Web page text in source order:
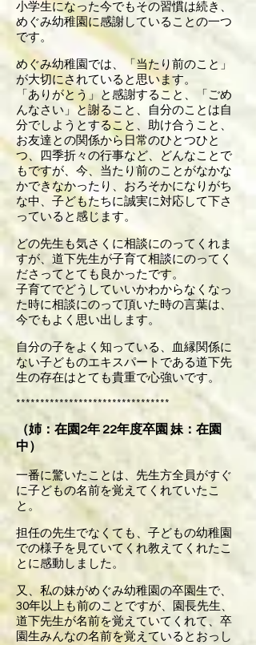
小学生になった今でもその習慣は続き、
めぐみ幼稚園に感謝していることの一つ
です。
めぐみ幼稚園では、「当たり前のこと」
が大切にされていると思います。
「ありがとう」と感謝すること、「ごめ
んなさい」と謝ること、自分のことは自
分でしようとすること、助け合うこと、
お友達との関係から日常のひとつひと
つ、四季折々の行事など、どんなことで
もですが、今、当たり前のことがなかな
かできなかったり、おろそかになりがち
な中、子どもたちに誠実に対応して下さ
っていると感じます。
どの先生も気さくに相談にのってくれま
すが、道下先生が子育て相談にのってく
ださってとても良かったです。
子育てでどうしていいかわからなくなっ
た時に相談にのって頂いた時の言葉は、
今でもよく思い出します。
自分の子をよく知っている、血縁関係に
ない子どものエキスパートである道下先
生の存在はとても貴重で心強いです。
********************************
（姉：在園2年 22年度卒園 妹：在園
中）
一番に驚いたことは、先生方全員がすぐ
に子どもの名前を覚えてくれていたこ
と。
担任の先生でなくても、子どもの幼稚園
での様子を見ていてくれ教えてくれたこ
とに感動しました。
又、私の妹がめぐみ幼稚園の卒園生で、
30年以上も前のことですが、園長先生、
道下先生が名前を覚えていてくれて、卒
園生みんなの名前を覚えているとおっし